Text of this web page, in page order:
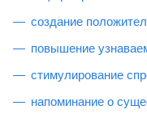
создание
повышение
стимулирование
напоминание о